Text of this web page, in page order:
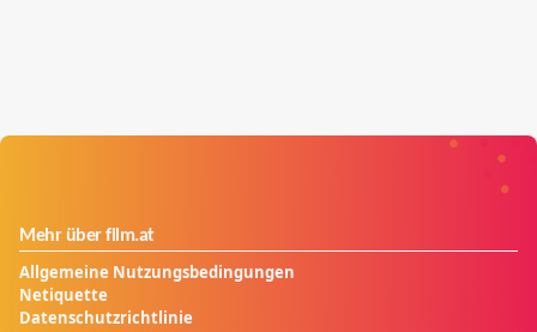
Mehr über film.at
Allgemeine Nutzungsbedingungen
Netiquette
Datenschutzrichtlinie